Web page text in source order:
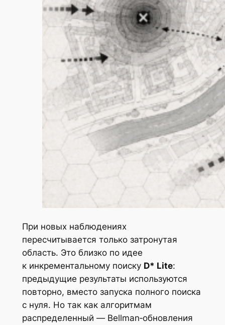
При новых наблюдениях
пересчитывается только затронутая
область. Это близко по идее
к инкрементальному поиску D* Lite:
предыдущие результаты используются
повторно, вместо запуска полного поиска
с нуля. Но так как алгоритмам
распределенный — Bellman‑обновления